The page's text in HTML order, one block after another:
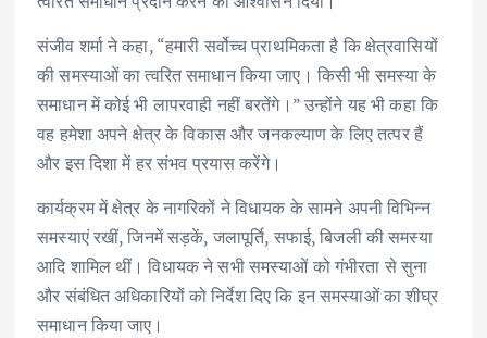
संजीव शर्मा ने कहा, “हमारी सर्वोच्च प्राथमिकता है कि क्षेत्रवासियों
की समस्याओं का त्वरित समाधान किया जाए। किसी भी समस्या के
समाधान में कोई भी लापरवाही नहीं बरतेंगे।” उन्होंने यह भी कहा कि
वह हमेशा अपने क्षेत्र के विकास और जनकल्याण के लिए तत्पर हैं
और इस दिशा में हर संभव प्रयास करेंगे।
कार्यक्रम में क्षेत्र के नागरिकों ने विधायक के सामने अपनी विभिन्न
समस्याएं रखीं, जिनमें सड़कें, जलापूर्ति, सफाई, बिजली की समस्या
आदि शामिल थीं। विधायक ने सभी समस्याओं को गंभीरता से सुना
और संबंधित अधिकारियों को निर्देश दिए कि इन समस्याओं का शीघ्र
समाधान किया जाए।